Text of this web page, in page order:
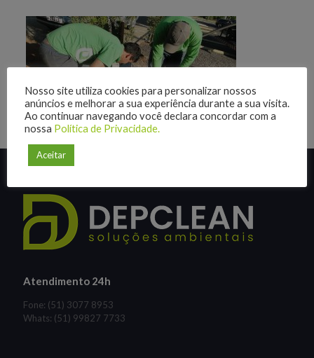
Atendimento 24h
Fone: (51) 3077 8953
Whats: (51) 99827 7733
Nosso site utiliza cookies para personalizar nossos
anúncios e melhorar a sua experiência durante a sua visita.
Ao continuar navegando você declara concordar com a
nossa Política de Privacidade.
Aceitar